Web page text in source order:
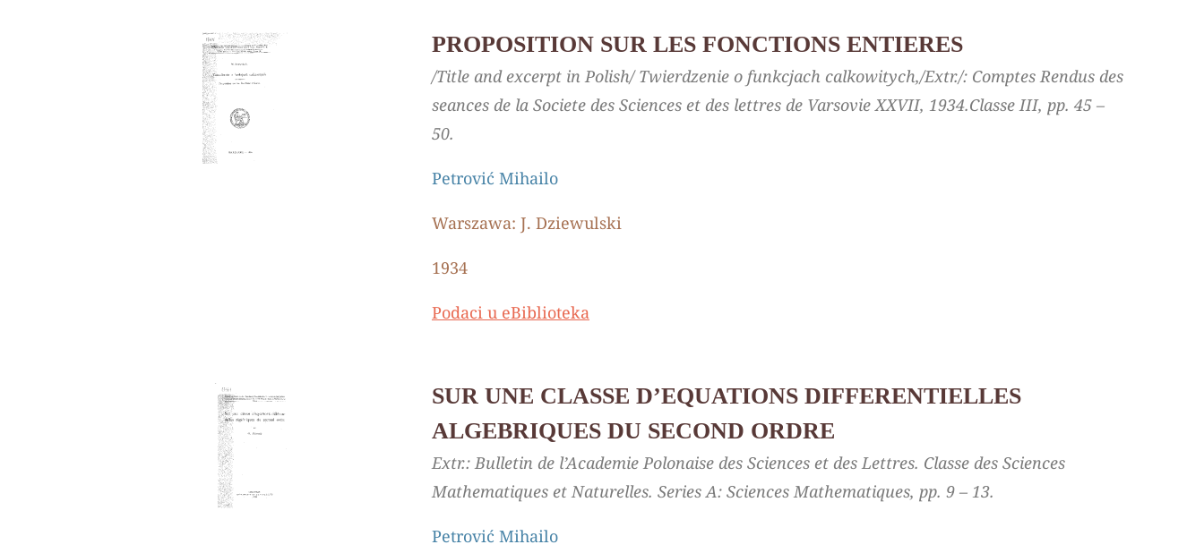
PROPOSITION SUR LES FONCTIONS ENTIERES
/Title and excerpt in Polish/ Twierdzenie o funkcjach calkowitych,/Extr./: Comptes Rendus des
seances de lа Societe des Sciences et des lettres de Varsovie XXVII, 1934.Classe III, pp. 45 –
50.
Petrović Mihailo
Warszawa: Ј. Dziewulski
1934
Podaci u eBiblioteka
SUR UNE CLASSE D’EQUATIONS DIFFERENTIELLES
ALGEBRIQUES DU SECOND ORDRE
Extr.: Bulletin de l’Academie Polonaise des Sciences et des Lettres. Classe des Sciences
Mathematiques et Naturelles. Series А: Sciences Mathematiques, pp. 9 – 13.
Petrović Mihailo